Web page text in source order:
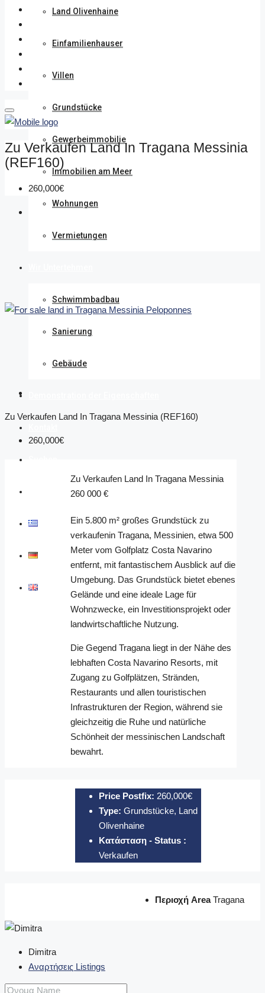
Land Olivenhaine
Einfamilienhauser
Villen
Grundstücke
Gewerbeimmobilie
Immobilien am Meer
Wohnungen
Vermietungen
Schwimmbadbau
Sanierung
Gebäude
Ελληνικά
Deutsch
Zu Verkaufen Land In Tragana Messinia
(REF160)
260,000€
Zu Verkaufen Land In Tragana Messinia (REF160)
260,000€
Zu Verkaufen Land In Tragana Messinia
260 000 €
Ein 5.800 m² großes Grundstück zu
verkaufenin Tragana, Messinien, etwa 500
Meter vom Golfplatz Costa Navarino
entfernt, mit fantastischem Ausblick auf die
Umgebung. Das Grundstück bietet ebenes
Gelände und eine ideale Lage für
Wohnzwecke, ein Investitionsprojekt oder
landwirtschaftliche Nutzung.
Die Gegend Tragana liegt in der Nähe des
lebhaften Costa Navarino Resorts, mit
Zugang zu Golfplätzen, Stränden,
Restaurants und allen touristischen
Infrastrukturen der Region, während sie
gleichzeitig die Ruhe und natürliche
Schönheit der messinischen Landschaft
bewahrt.
Price Postfix: 260,000€
Type: Grundstücke, Land
Olivenhaine
Κατάσταση - Status :
Verkaufen
Περιοχή Area Tragana
Dimitra
Αναρτήσεις Listings